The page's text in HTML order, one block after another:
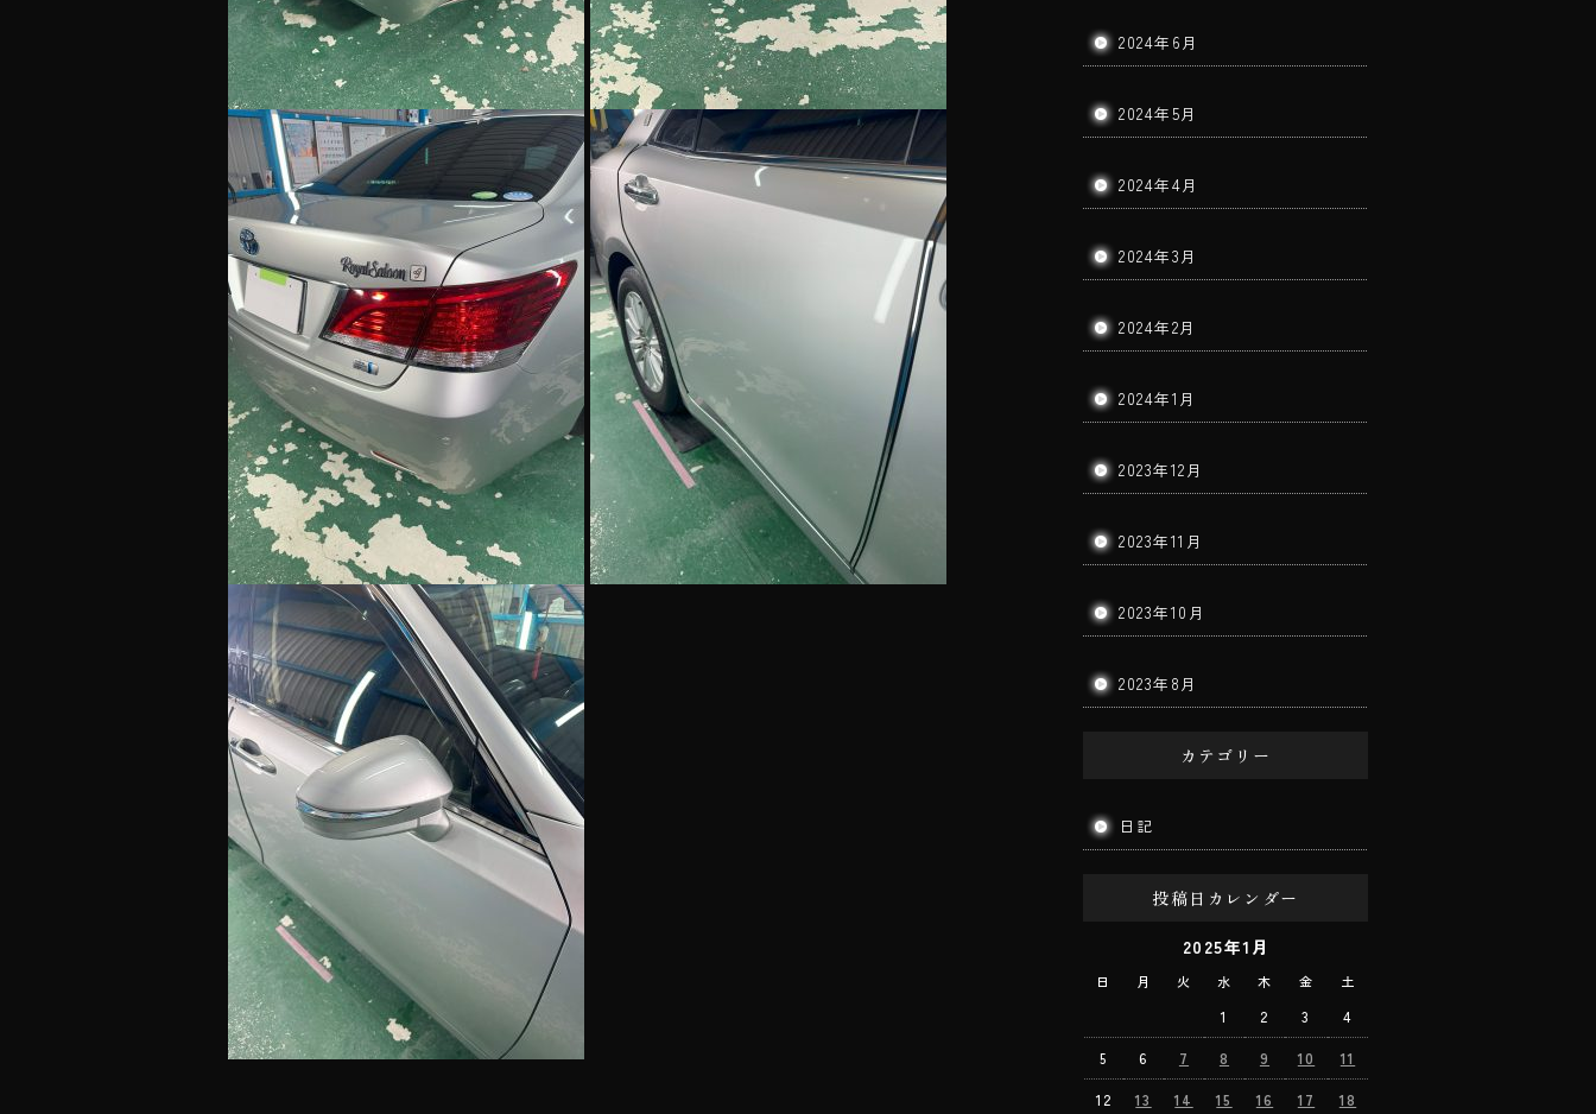
2024年6月
2024年5月
2024年4月
2024年3月
2024年2月
2024年1月
2023年12月
2023年11月
2023年10月
2023年8月
カテゴリー
日記
投稿日カレンダー
2025年1月
日 月 火 水 木 金 土
1 2 3 4
5 6 7 8 9 10 11
12 13 14 15 16 17 18